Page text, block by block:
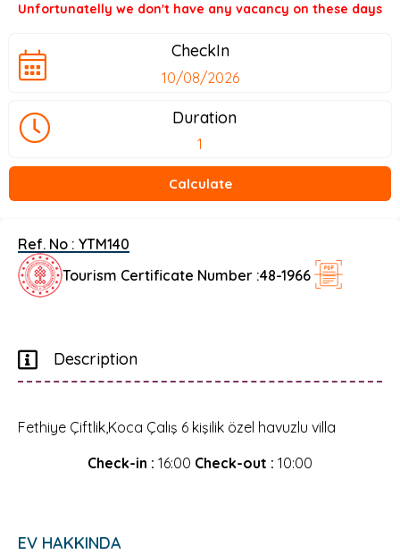
Unfortunatelly we don't have any vacancy on these days
CheckIn
Duration
Calculate
Ref. No : YTM140
Tourism Certificate Number :48-1966
Description
Fethiye Çiftlik,Koca Çalış 6 kişilik özel havuzlu villa
Check-in : 16:00 Check-out : 10:00
EV HAKKINDA